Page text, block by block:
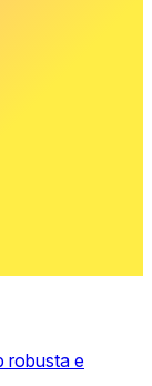
robusta e